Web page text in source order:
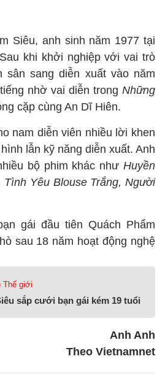
Siêu, anh sinh năm 1977 tại
khi khởi nghiệp với vai trò
sân sang diễn xuất vào năm
nhờ vai diễn trong Những
cặp cùng An Dĩ Hiên.
nam diễn viên nhiều lời khen
lẫn kỹ năng diễn xuất. Anh
bộ phim khác như Huyền
Tình Yêu Blouse Trắng, Người
gái đầu tiên Quách Phẩm
sau 18 năm hoạt động nghệ
Thế giới
sắp cưới bạn gái kém 19 tuổi
Anh Anh
Theo Vietnamnet